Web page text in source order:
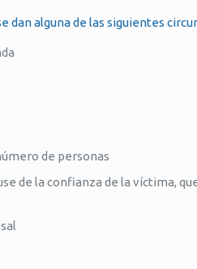
dan alguna de las siguientes
de personas
de la confianza de la víctima,